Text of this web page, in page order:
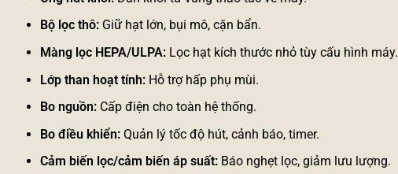
Bộ lọc thô:Giữ hạt lớn, bụi mô, cặn bẩn.
Màng lọc HEPA/ULPA:Lọc hạt kích thước nhỏ tùy cấu hình máy.
Lớp than hoạt tính:Hỗ trợ hấp phụ mùi.
Bo nguồn:Cấp điện cho toàn hệ thống.
Bo điều khiển:Quản lý tốc độ hút, cảnh báo, timer.
Cảm biến lọc/cảm biến áp suất:Báo nghẹt lọc, giảm lưu lượng.